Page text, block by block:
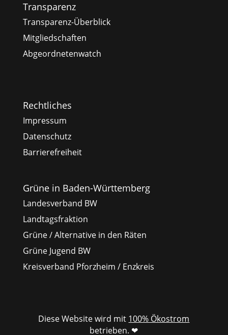
Transparenz
Transparenz-Überblick
Mitgliedschaften
Abgeordnetenwatch
Rechtliches
Impressum
Datenschutz
Barrierefreiheit
Grüne in Baden-Württemberg
Landesverband BW
Landtagsfraktion
Grüne / Alternative in den Räten
Grüne Jugend BW
Kreisverband Pforzheim / Enzkreis
Diese Website wird mit 100% Ökostrom
betrieben. ❤